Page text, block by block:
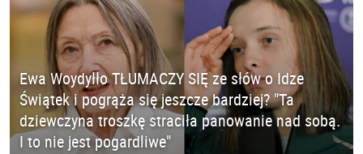
Ewa Woydyłło TŁUMACZY SIĘ ze słów o Idze
Świątek i pogrąża się jeszcze bardziej? "Ta
dziewczyna troszkę straciła panowanie nad sobą.
I to nie jest pogardliwe"